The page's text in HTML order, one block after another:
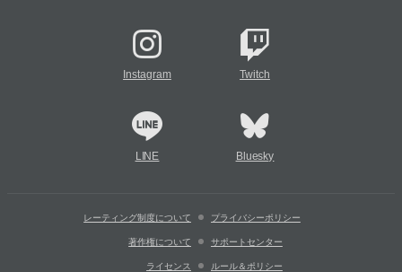
Instagram Twitch
LINE Bluesky
レーティング制度について プライバシーポリシー
著作権について サポートセンター
ライセンス ルール＆ポリシー